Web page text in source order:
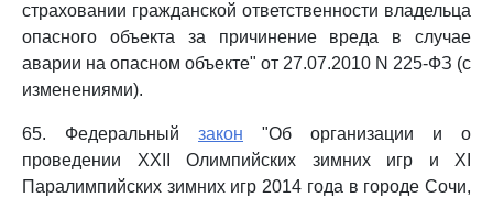
страховании гражданской ответственности владельца
опасного объекта за причинение вреда в случае
аварии на опасном объекте" от 27.07.2010 N 225-ФЗ (с
изменениями).
65. Федеральный закон "Об организации и о
проведении XXII Олимпийских зимних игр и XI
Паралимпийских зимних игр 2014 года в городе Сочи,